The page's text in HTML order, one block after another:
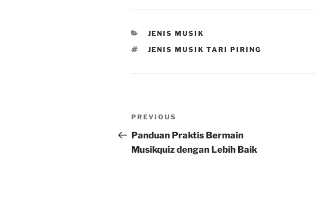
CATEGORIES
JENIS MUSIK
TAGS
JENIS MUSIK TARI PIRING
Post
navigation
Previous
Post
PREVIOUS
Panduan Praktis Bermain
Musikquiz dengan Lebih Baik